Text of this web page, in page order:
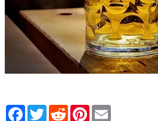
FacebookTwitterRedditPinterest